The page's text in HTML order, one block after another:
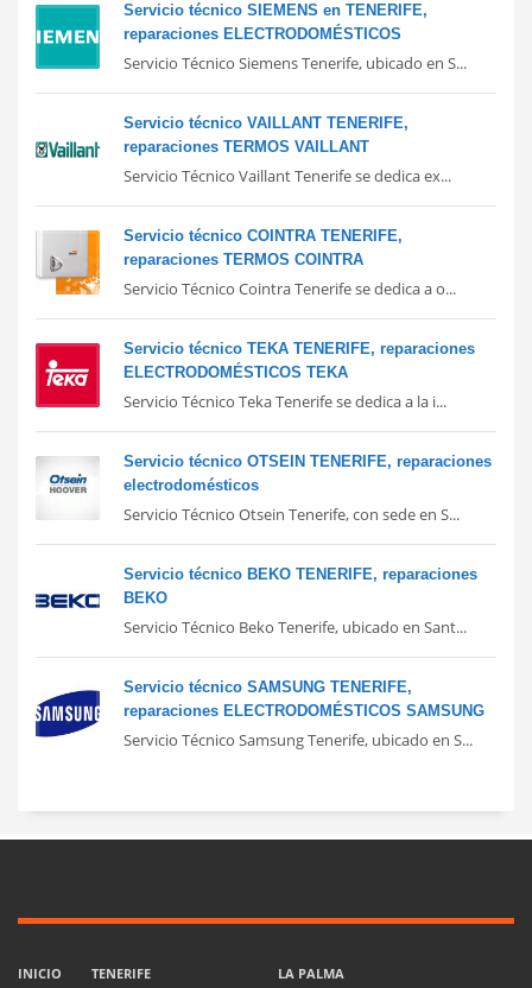
Servicio técnico SIEMENS en TENERIFE,
reparaciones ELECTRODOMÉSTICOS
Servicio Técnico Siemens Tenerife, ubicado en S...
Servicio técnico VAILLANT TENERIFE,
reparaciones TERMOS VAILLANT
Servicio Técnico Vaillant Tenerife se dedica ex...
Servicio técnico COINTRA TENERIFE,
reparaciones TERMOS COINTRA
Servicio Técnico Cointra Tenerife se dedica a o...
Servicio técnico TEKA TENERIFE, reparaciones
ELECTRODOMÉSTICOS TEKA
Servicio Técnico Teka Tenerife se dedica a la i...
Servicio técnico OTSEIN TENERIFE, reparaciones
electrodomésticos
Servicio Técnico Otsein Tenerife, con sede en S...
Servicio técnico BEKO TENERIFE, reparaciones
BEKO
Servicio Técnico Beko Tenerife, ubicado en Sant...
Servicio técnico SAMSUNG TENERIFE,
reparaciones ELECTRODOMÉSTICOS SAMSUNG
Servicio Técnico Samsung Tenerife, ubicado en S...
INICIO
TENERIFE
LA PALMA